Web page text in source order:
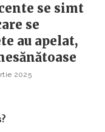
se simt
se
au apelat,
2025